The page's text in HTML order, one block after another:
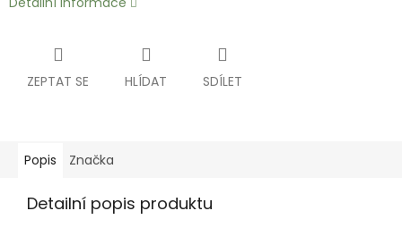
ZEPTAT SE HLÍDAT SDÍLET
Popis Značka
Detailní popis produktu